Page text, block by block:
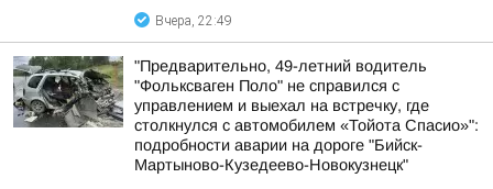
Вчера, 22:49
"Предварительно, 49-летний водитель
"Фольксваген Поло" не справился с
управлением и выехал на встречку, где
столкнулся с автомобилем «Тойота Спасио»":
подробности аварии на дороге "Бийск-
Мартыново-Кузедеево-Новокузнецк"